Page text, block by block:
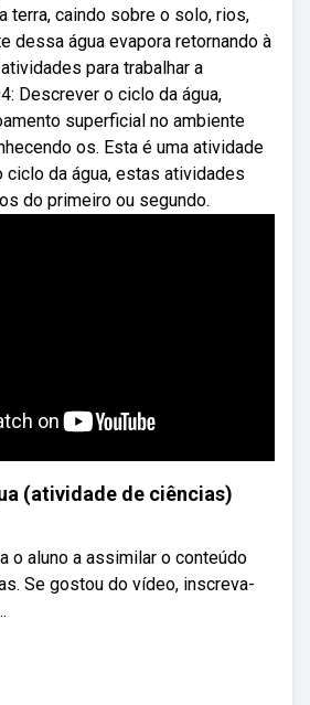
terra, caindo sobre o solo, rios,
dessa água evapora retornando à
para trabalhar a
Descrever o ciclo da água,
superficial no ambiente
os. Esta é uma atividade
da água, estas atividades
do primeiro ou segundo.
(atividade de ciências)
o aluno a assimilar o conteúdo
Se gostou do vídeo, inscreva-